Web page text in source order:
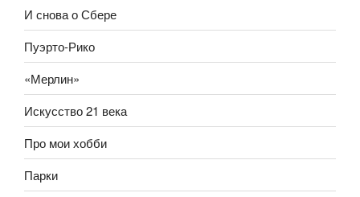
И снова о Сбере
Пуэрто-Рико
«Мерлин»
Искусство 21 века
Про мои хобби
Парки